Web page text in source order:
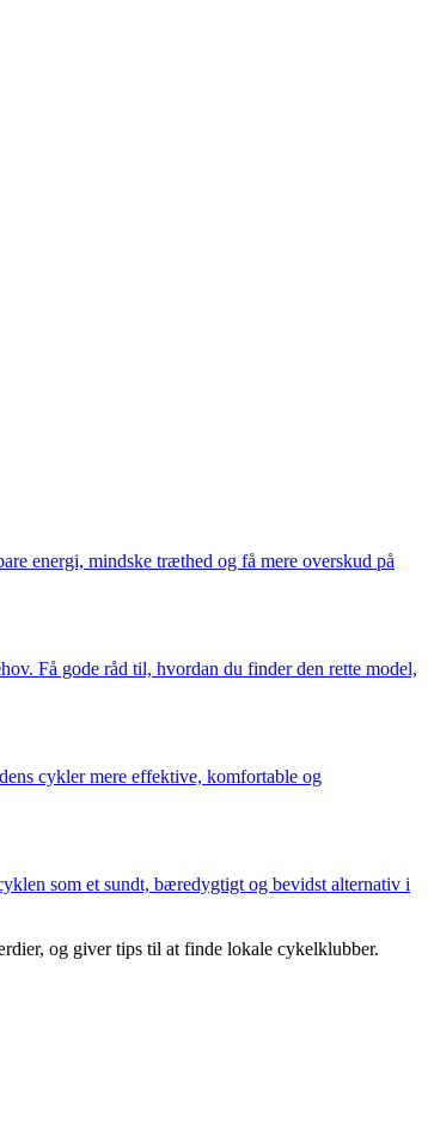
energi, mindske træthed og få mere overskud på
Få gode råd til, hvordan du finder den rette model,
cykler mere effektive, komfortable og
som et sundt, bæredygtigt og bevidst alternativ i
og giver tips til at finde lokale cykelklubber.